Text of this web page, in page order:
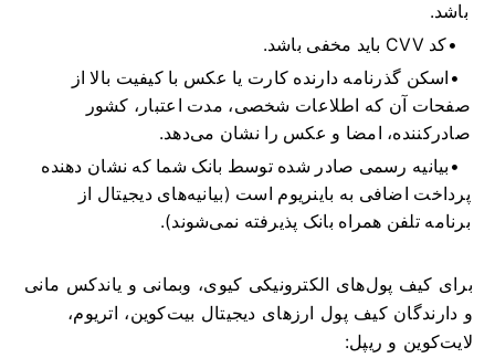
باشد.
کد CVV باید مخفی باشد.
اسکن گذرنامه دارنده کارت یا عکس با کیفیت بالا از
صفحات آن که اطلاعات شخصی، مدت اعتبار، کشور
صادرکننده، امضا و عکس را نشان می‌دهد.
بیانیه رسمی صادر شده توسط بانک شما که نشان دهنده
پرداخت اضافی به باینریوم است (بیانیه‌های دیجیتال از
برنامه تلفن همراه بانک پذیرفته نمی‌شوند).
برای کیف پول‌های الکترونیکی کیوی، وبمانی و یاندکس مانی
و دارندگان کیف پول ارزهای دیجیتال بیت‌کوین، اتریوم،
لایت‌کوین و ریپل: